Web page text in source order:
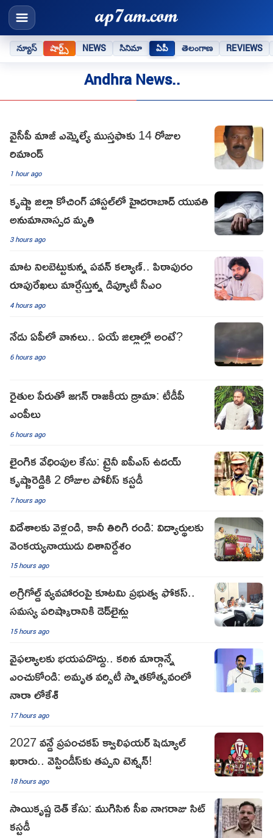
న్యూస్ షార్ట్స్ NEWS సినిమా ఏపీ తెలంగాణ REVIEWS
Andhra News..
వైసీపీ మాజీ ఎమ్మెల్యే ముస్తఫాకు 14 రోజుల
రిమాండ్
1 hour ago
కృష్ణా జిల్లా కోచింగ్ హాస్టల్‌లో హైదరాబాద్ యువతి
అనుమానాస్పద మృతి
3 hours ago
మాట నిలబెట్టుకున్న పవన్ క‌ల్యాణ్‌.. పిఠాపురం
రూపురేఖలు మార్చేస్తున్న డిప్యూటీ సీఎం
4 hours ago
నేడు ఏపీలో వానలు.. ఏయే జిల్లాల్లో అంటే?
6 hours ago
రైతుల పేరుతో జగన్ రాజకీయ డ్రామా: టీడీపీ
ఎంపీలు
6 hours ago
లైంగిక వేధింపుల కేసు: ట్రైనీ ఐపీఎస్ ఉదయ్
కృష్ణారెడ్డికి 2 రోజుల పోలీస్ కస్టడీ
7 hours ago
విదేశాలకు వెళ్లండి, కానీ తిరిగి రండి: విద్యార్థులకు
వెంకయ్యనాయుడు దిశానిర్దేశం
15 hours ago
అగ్రిగోల్డ్ వ్యవహారంపై కూటమి ప్రభుత్వ ఫోకస్..
సమస్య పరిష్కారానికి డెడ్‌లైన్లు
15 hours ago
వైఫల్యాలకు భయపడొద్దు.. కఠిన మార్గాన్నే
ఎంచుకోండి: అమృత వర్సిటీ స్నాతకోత్సవంలో
నారా లోకేశ్
17 hours ago
2027 వన్డే ప్రపంచకప్ క్వాలిఫయర్ షెడ్యూల్
ఖరారు.. వెస్టిండీస్‌కు తప్పని టెన్షన్!
18 hours ago
సాయికృష్ణ డెత్ కేసు: ముగిసిన సీఐ నాగరాజు సిట్
కస్టడీ